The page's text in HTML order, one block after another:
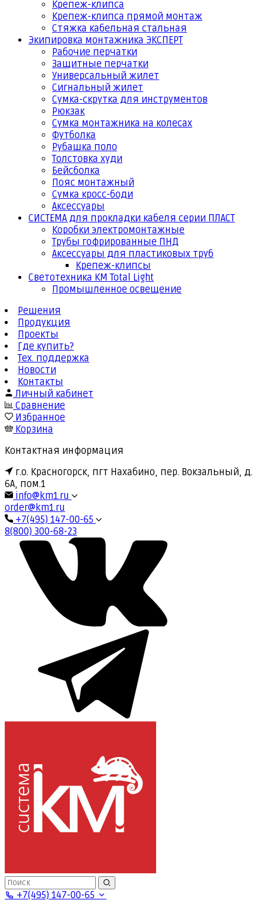
Крепеж-клипса
Крепеж-клипса прямой монтаж
Стяжка кабельная стальная
Экипировка монтажника ЭКСПЕРТ
Рабочие перчатки
Защитные перчатки
Универсальный жилет
Сигнальный жилет
Сумка-скрутка для инструментов
Рюкзак
Сумка монтажника на колесах
Футболка
Рубашка поло
Толстовка худи
Бейсболка
Пояс монтажный
Сумка кросс-боди
Аксессуары
СИСТЕМА для прокладки кабеля серии ПЛАСТ
Коробки электромонтажные
Трубы гофрированные ПНД
Аксессуары для пластиковых труб
Крепеж-клипсы
Светотехника КМ Total Light
Промышленное освещение
Решения
Продукция
Проекты
Где купить?
Тех. поддержка
Новости
Контакты
Личный кабинет
Сравнение
Избранное
Корзина
Контактная информация
г.о. Красногорск, пгт Нахабино, пер. Вокзальный, д.
6А, пом.1
info@km1.ru
order@km1.ru
+7(495) 147-00-65
8(800) 300-68-23
+7(495) 147-00-65